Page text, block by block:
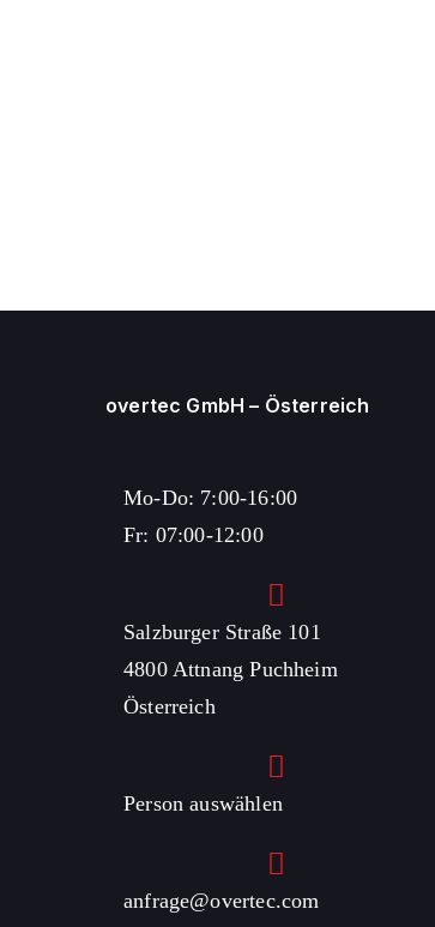
overtec GmbH – Österreich
Mo-Do: 7:00-16:00
Fr: 07:00-12:00
Salzburger Straße 101
4800 Attnang Puchheim
Österreich
Person auswählen
anfrage@overtec.com